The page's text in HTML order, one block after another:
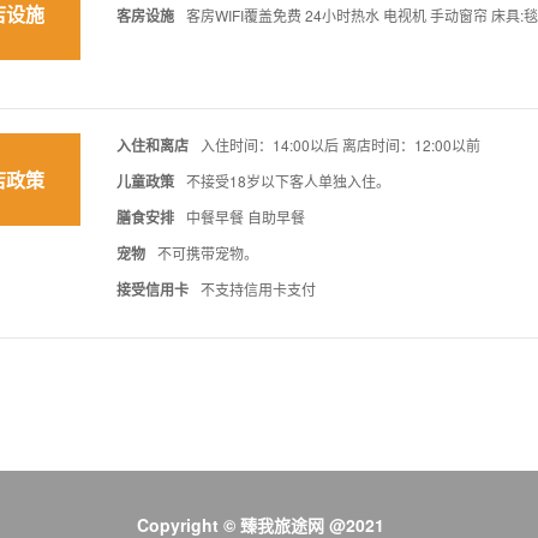
设施 客房设施 客房WIFI覆盖免费 24小时热水 电视机 手动窗帘 床具:
政策
入住和离店 入住时间：14:00以后 离店时间：12:00以前
儿童政策 不接受18岁以下客人单独入住。
膳食安排 中餐早餐 自助早餐
宠物 不可携带宠物。
接受信用卡 不支持信用卡支付
Copyright © 臻我旅途网 @2021